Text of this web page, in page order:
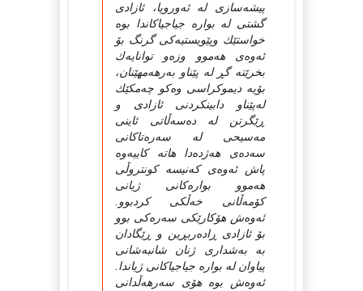
پیشه‌سازی له‌ ئه‌وروپا، ئازادی
گشتی له‌ بواره‌ جیاجیاكاندا بوه‌
خواستێك وپێویستیه‌كی گرنگ بۆ
ئه‌وه‌ی هه‌موو وزه‌و توانایه‌ك
بخرێته‌ گڕ له‌ پێناو به‌رهه‌مهێنان،
بۆیه‌ دیموكراسی وه‌كو چه‌مكێك
له‌پێناو دابینكردنی ئازادی و
ڕێگرتن له‌ ده‌سه‌ڵاتی ئاینی
مه‌سیحی له‌ سه‌ره‌تاكانی
سه‌ده‌ی هه‌ژده‌دا هاته‌ كاییه‌وه‌
پاش ئه‌وه‌ی كه‌نیسه‌ كونتروڵی
هه‌موو بواره‌كانی ژیانی
كۆمه‌ڵانی خه‌ڵكی كردبوو.
ئه‌وه‌ش هۆكارێكی سه‌ره‌كی بوو
بۆ ئازادی ڕاده‌ربڕین و ڕێگادان
به‌ به‌شداری ژنان شانبه‌شانی
پیاوان له‌ بواره‌ جیاجیاكانی ژیاندا.
ئه‌وه‌ش بوه‌ هۆی سه‌رهه‌ڵدانی